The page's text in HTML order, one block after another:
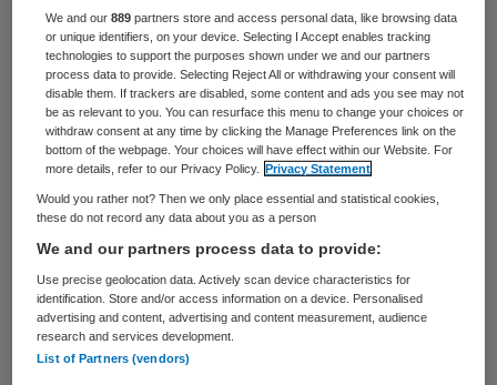
handelingen laten verrichten en daarvoor
ten onrechte dure specialistentarieven
hanteren.
Economisch delict
NRC Handelsblad berichtte eind mei dat
verpleegkundig specialisten en nurse
practitioners geregeld economische
delicten plegen door handelingen te
verrichten waarvoor zij niet bevoegd zijn.
We and our889 partners store and access personal data, like browsing data
or unique identifiers, on your device. Selecting I Accept enables tracking
technologies to support the purposes shown under we and our partners
process data to provide. Selecting Reject All or withdrawing your consent will
disable them. If trackers are disabled, some content and ads you see may not
be as relevant to you. You can resurface this menu to change your choices or
withdraw consent at any time by clicking the Manage Preferences link on the
bottom of the webpage. Your choices will have effect within our Website. For
more details, refer to our Privacy Policy.
Privacy Statement
Would you rather not? Then we only place essential and statistical cookies,
these do not record any data about you as a person
We and our partners process data to provide:
Use precise geolocation data. Actively scan device characteristics for
identification. Store and/or access information on a device. Personalised
advertising and content, advertising and content measurement, audience
research and services development.
List of Partners (vendors)